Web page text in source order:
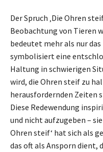
Der Spruch ‚Die Ohren
Beobachtung von Tieren
bedeutet mehr als nur
symbolisiert eine
Haltung in schwierigen
wird, die Ohren steif zu
herausfordernden Zeiten
Diese Redewendung
und nicht aufzugeben –
Ohren steif‘ hat sich als
das oft als Ansporn dient,